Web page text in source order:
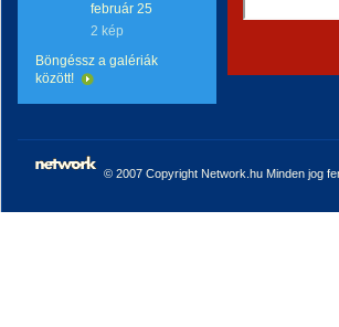
február 25
2 kép
Böngéssz a galériák
között!
© 2007 Copyright Network.hu Minden jog